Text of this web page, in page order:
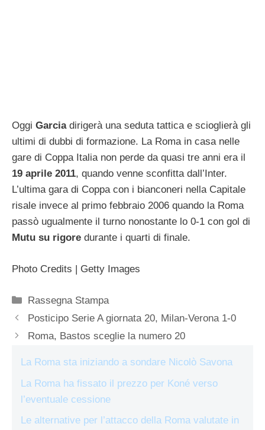
Oggi Garciadirigerà una seduta tattica e scioglierà gli
ultimi di dubbi di formazione. La Roma in casa nelle
gare di Coppa Italia non perde da quasi tre anni era il
19 aprile 2011, quando venne sconfitta dall’Inter.
L’ultima gara di Coppa con i bianconeri nella Capitale
risale invece al primo febbraio 2006 quando la Roma
passò ugualmente il turno nonostante lo 0-1 con gol di
Mutu su rigore durante i quarti di finale.
Photo Credits | Getty Images
Categorie
Rassegna Stampa
Posticipo Serie A giornata 20, Milan-Verona 1-0
Roma, Bastos sceglie la numero 20
La Roma sta iniziando a sondare Nicolò Savona
La Roma ha fissato il prezzo per Koné verso
l’eventuale cessione
Le alternative per l’attacco della Roma valutate in